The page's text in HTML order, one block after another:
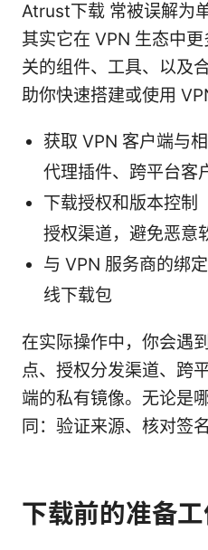
Atrust下载 常被误解为
其实它在 VPN 生态中
关的组件、工具、以及
助你快速搭建或使用
获取 VPN 客户端与
代理插件、跨平台客
下载授权和版本控制
授权渠道，避免恶意
与 VPN 服务商的绑
线下载包
在实际操作中，你会遇
点、授权分发渠道、跨
端的私有镜像。无论是
同：验证来源、核对签
下载前的准备